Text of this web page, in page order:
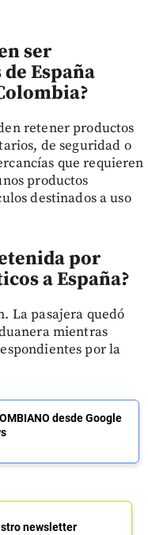
ser
España
retener productos
de seguridad o
que requieren
productos
destinados a uso
por
a España?
La pasajera quedó
mientras
por la
desde Google
newsletter